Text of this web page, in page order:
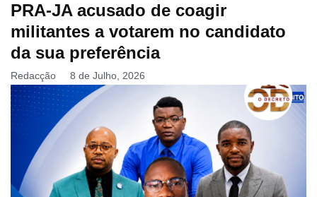
PRA-JA acusado de coagir
militantes a votarem no candidato
da sua preferência
Redacção 8 de Julho, 2026